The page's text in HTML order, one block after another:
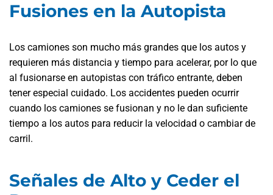
Fusiones en la Autopista
Los camiones son mucho más grandes que los autos y
requieren más distancia y tiempo para acelerar, por lo que
al fusionarse en autopistas con tráfico entrante, deben
tener especial cuidado. Los accidentes pueden ocurrir
cuando los camiones se fusionan y no le dan suficiente
tiempo a los autos para reducir la velocidad o cambiar de
carril.
Señales de Alto y Ceder el